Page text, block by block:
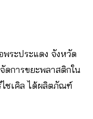
ระประแดง จังหวัด
ดการขยะพลาสติกใน
ซเคิล ได้ผลิตภัณฑ์